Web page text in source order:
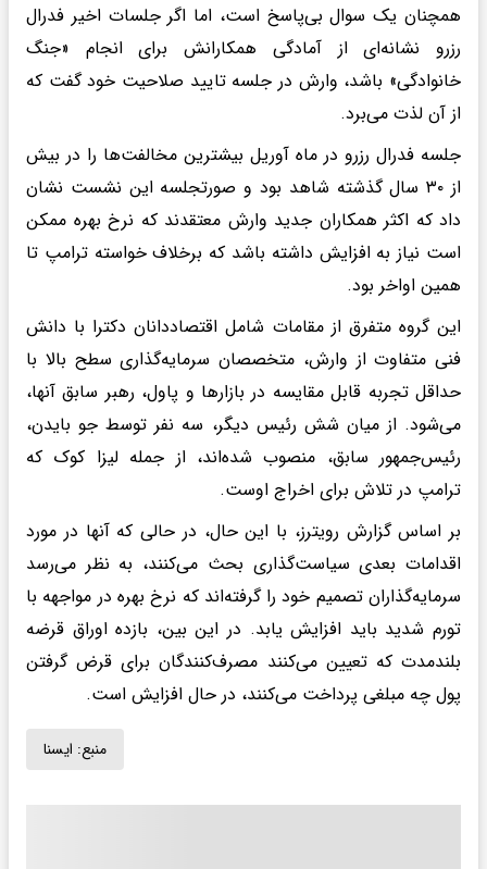
همچنان یک سوال بی‌پاسخ است، اما اگر جلسات اخیر فدرال
رزرو نشانه‌ای از آمادگی همکارانش برای انجام «جنگ
خانوادگی» باشد، وارش در جلسه تایید صلاحیت خود گفت که
از آن لذت می‌برد.
جلسه فدرال رزرو در ماه آوریل بیشترین مخالفت‌ها را در بیش
از ۳۰ سال گذشته شاهد بود و صورتجلسه این نشست نشان
داد که اکثر همکاران جدید وارش معتقدند که نرخ بهره ممکن
است نیاز به افزایش داشته باشد که برخلاف خواسته ترامپ تا
همین اواخر بود.
این گروه متفرق از مقامات شامل اقتصاددانان دکترا با دانش
فنی متفاوت از وارش، متخصصان سرمایه‌گذاری سطح بالا با
حداقل تجربه قابل مقایسه در بازارها و پاول، رهبر سابق آنها،
می‌شود. از میان شش رئیس دیگر، سه نفر توسط جو بایدن،
رئیس‌جمهور سابق، منصوب شده‌اند، از جمله لیزا کوک که
ترامپ در تلاش برای اخراج اوست.
بر اساس گزارش رویترز، با این حال، در حالی که آنها در مورد
اقدامات بعدی سیاست‌گذاری بحث می‌کنند، به نظر می‌رسد
سرمایه‌گذاران تصمیم خود را گرفته‌اند که نرخ بهره در مواجهه با
تورم شدید باید افزایش یابد. در این بین، بازده اوراق قرضه
بلندمدت که تعیین می‌کنند مصرف‌کنندگان برای قرض گرفتن
پول چه مبلغی پرداخت می‌کنند، در حال افزایش است.
منبع: ايسنا